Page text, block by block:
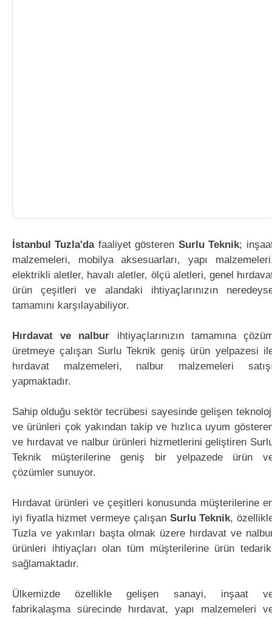
İstanbul Tuzla'dafaaliyet gösteren Surlu Teknik;
malzemeleri, mobilya aksesuarları, yapı
elektrikli aletler, havalı aletler, ölçü aletleri, genel
ürün çeşitleri ve alandaki ihtiyaçlarınızın
tamamını karşılayabiliyor.
Hırdavat ve nalbur ihtiyaçlarınızın tamamına
üretmeye çalışan Surlu Teknik geniş ürün yelpazesi
hırdavat malzemeleri, nalbur malzemeleri
yapmaktadır.
Sahip olduğu sektör tecrübesi sayesinde gelişen
ve ürünleri çok yakından takip ve hızlıca uyum
ve hırdavat ve nalbur ürünleri hizmetlerini geliştiren
Teknik müşterilerine geniş bir yelpazede ürün
çözümler sunuyor.
Hırdavat ürünleri ve çeşitleri konusunda müşterilerine
iyi fiyatla hizmet vermeye çalışan Surlu Teknik,
Tuzla ve yakınları başta olmak üzere hırdavat ve
ürünleri ihtiyaçları olan tüm müşterilerine ürün
sağlamaktadır.
Ülkemizde özellikle gelişen sanayi, inşaat
fabrikalaşma sürecinde hırdavat, yapı malzemeleri